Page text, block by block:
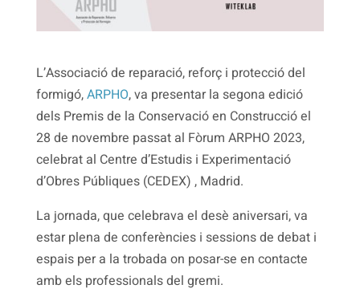
L’Associació de reparació, reforç i protecció del
formigó,ARPHO, va presentar la segona edició
dels Premis de la Conservació en Construcció el
28 de novembre passat al Fòrum ARPHO 2023,
celebrat al Centre d’Estudis i Experimentació
d’Obres Públiques (CEDEX) , Madrid.
La jornada, que celebrava el desè aniversari, va
estar plena de conferències i sessions de debat i
espais per a la trobada on posar-se en contacte
amb els professionals del gremi.